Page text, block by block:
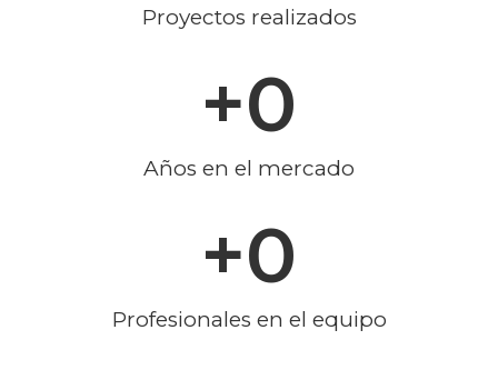
Proyectos realizados
Años en el mercado
+0
Profesionales en el equipo
+0